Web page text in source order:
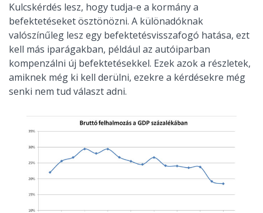
Kulcskérdés lesz, hogy tudja-e a kormány a
befektetéseket ösztönözni. A különadóknak
valószínűleg lesz egy befektetésvisszafogó hatása, ezt
kell más iparágakban, például az autóiparban
kompenzálni új befektetésekkel. Ezek azok a részletek,
amiknek még ki kell derülni, ezekre a kérdésekre még
senki nem tud választ adni.